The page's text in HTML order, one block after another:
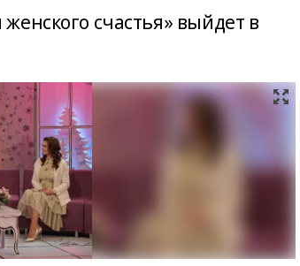
счастья» выйдет в